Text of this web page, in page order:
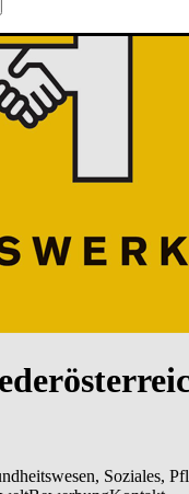
Soziales,